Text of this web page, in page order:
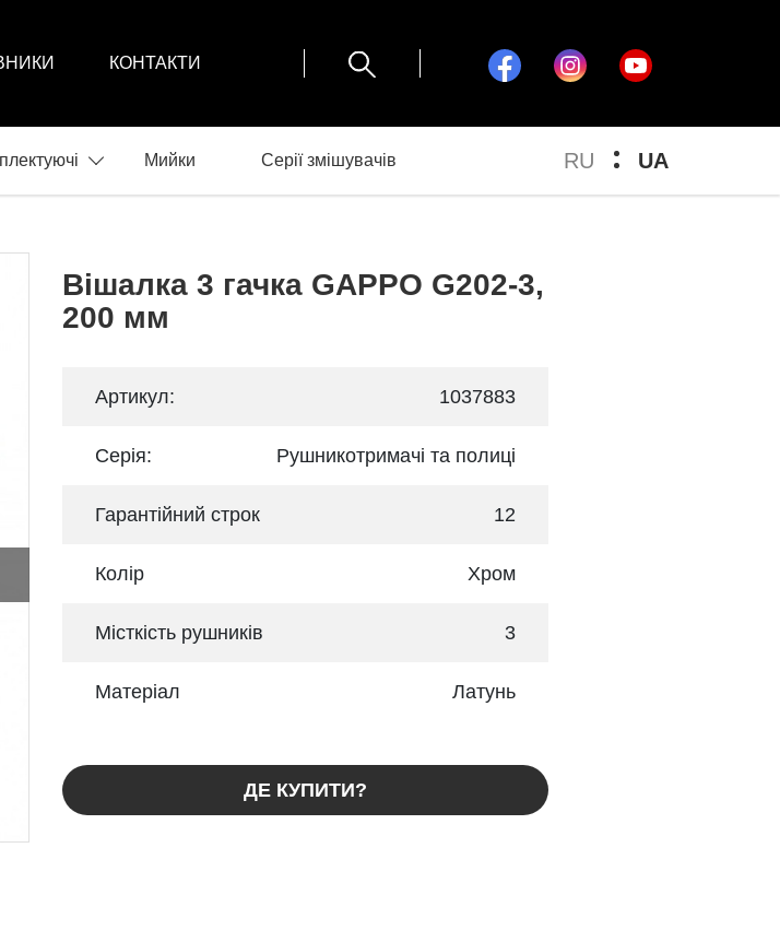
КОНТАКТИ
RU UA
Мийки Серії змішувачів
Вішалка 3 гачка GAPPO G202-3,
200 мм
Артикул: 1037883
Серія: Рушникотримачі та полиці
Гарантійний строк 12
Колір Хром
Місткість рушників 3
Матеріал Латунь
ДЕ КУПИТИ?